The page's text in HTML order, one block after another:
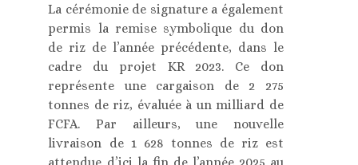
La cérémonie de signature a également
permis la remise symbolique du don
de riz de l’année précédente, dans le
cadre du projet KR 2023. Ce don
représente une cargaison de 2 275
tonnes de riz, évaluée à un milliard de
FCFA. Par ailleurs, une nouvelle
livraison de 1 628 tonnes de riz est
attendue d’ici la fin de l’année 2025 au